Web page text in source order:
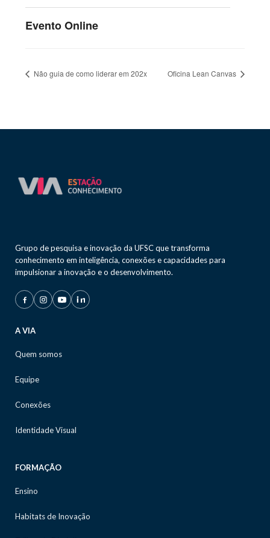
Evento Online
Não guia de como liderar em 202x Oficina Lean Canvas
Grupo de pesquisa e inovação da UFSC que transforma
conhecimento em inteligência, conexões e capacidades para
impulsionar a inovação e o desenvolvimento.
A VIA
Quem somos
Equipe
Conexões
Identidade Visual
FORMAÇÃO
Ensino
Habitats de Inovação